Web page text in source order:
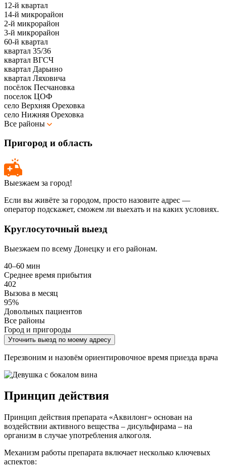
12-й квартал
14-й микрорайон
2-й микрорайон
3-й микрорайон
60-й квартал
квартал 35/36
квартал ВГСЧ
квартал Дарьино
квартал Ляховича
посёлок Песчановка
поселок ЦОФ
село Верхняя Ореховка
село Нижняя Ореховка
Все районы
Пригород и область
Выезжаем за город!
Если вы живёте за городом, просто назовите адрес —
оператор подскажет, сможем ли выехать и на каких условиях.
Круглосуточный выезд
Выезжаем по всему Донецку и его районам.
40–60 мин
Среднее время прибытия
402
Вызова в месяц
95%
Довольных пациентов
Все районы
Город и пригороды
Уточнить выезд по моему адресу
Перезвоним и назовём ориентировочное время приезда врача
Принцип действия
Принцип действия препарата «Аквилонг» основан на
воздействии активного вещества – дисульфирама – на
организм в случае употребления алкоголя.
Механизм работы препарата включает несколько ключевых
аспектов: